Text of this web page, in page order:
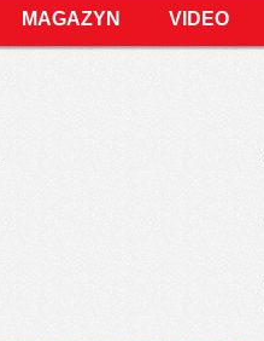
MAGAZYN VIDEO